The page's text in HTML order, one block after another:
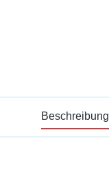
Beschreibung